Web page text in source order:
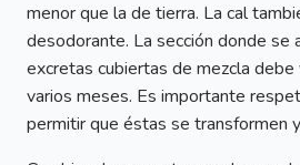
menor que la de tierra. La cal
desodorante. La sección donde se
excretas cubiertas de mezcla debe
varios meses. Es importante
permitir que éstas se transformen